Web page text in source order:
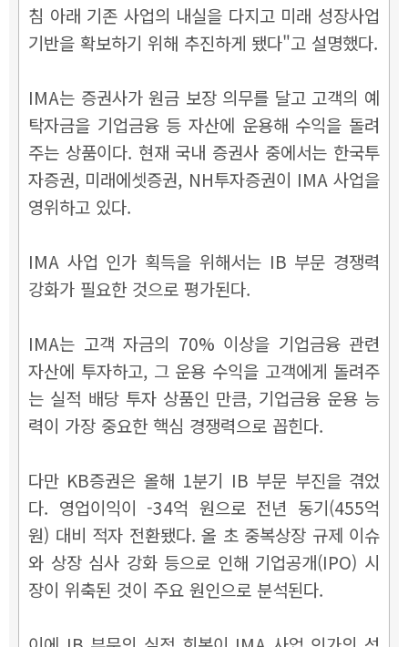
침 아래 기존 사업의 내실을 다지고 미래 성장사업
기반을 확보하기 위해 추진하게 됐다"고 설명했다.
IMA는 증권사가 원금 보장 의무를 달고 고객의 예
탁자금을 기업금융 등 자산에 운용해 수익을 돌려
주는 상품이다. 현재 국내 증권사 중에서는 한국투
자증권, 미래에셋증권, NH투자증권이 IMA 사업을
영위하고 있다.
IMA 사업 인가 획득을 위해서는 IB 부문 경쟁력
강화가 필요한 것으로 평가된다.
IMA는 고객 자금의 70% 이상을 기업금융 관련
자산에 투자하고, 그 운용 수익을 고객에게 돌려주
는 실적 배당 투자 상품인 만큼, 기업금융 운용 능
력이 가장 중요한 핵심 경쟁력으로 꼽힌다.
다만 KB증권은 올해 1분기 IB 부문 부진을 겪었
다. 영업이익이 -34억 원으로 전년 동기(455억
원) 대비 적자 전환됐다. 올 초 중복상장 규제 이슈
와 상장 심사 강화 등으로 인해 기업공개(IPO) 시
장이 위축된 것이 주요 원인으로 분석된다.